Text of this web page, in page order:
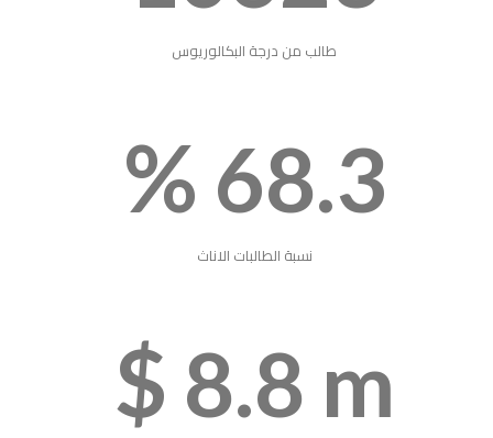
طالب من درجة البكالوريوس
% 68.3
نسبة الطالبات الاناث
$ 8.8 m